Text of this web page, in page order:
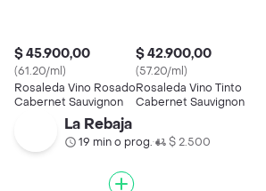
$ 45.900,00
(61.20/ml)
Rosaleda Vino Rosado
Cabernet Sauvignon
$ 42.900,00
(57.20/ml)
Rosaleda Vino Tinto
Cabernet Sauvignon
La Rebaja
19 min o prog.• $ 2.500